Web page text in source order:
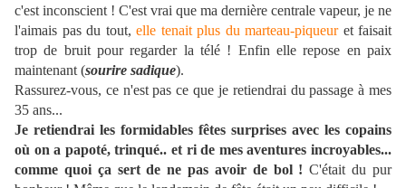
c'est inconscient ! C'est vrai que ma dernière centrale vapeur, je ne
l'aimais pas du tout, elle tenait plus du marteau-piqueuret faisait
trop de bruit pour regarder la télé ! Enfin elle repose en paix
maintenant (sourire sadique).
Rassurez-vous, ce n'est pas ce que je retiendrai du passage à mes
35 ans...
Je retiendrai les formidables fêtes surprises avec les copains
où on a papoté,trinqué.. et ri de mes aventures incroyables...
comme quoi ça sert de ne pas avoir de bol ! C'était du pur